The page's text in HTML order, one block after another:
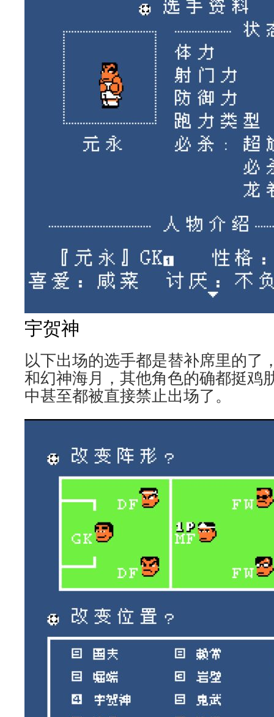
宇贺神
以下出场的选手都是替补席里的了
和幻神海月，其他角色的确都挺鸡
中甚至都被直接禁止出场了。